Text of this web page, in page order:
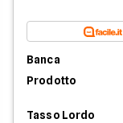
Banca
Prodotto
Tasso Lordo